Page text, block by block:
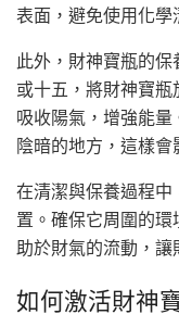
表面，避免使用化學
此外，財神寶瓶的
或十五，將財神寶
吸收陽氣，增強能
陰暗的地方，這樣會
在清潔與保養過程
置。確保它周圍的
助於財氣的流動，讓
如何激活財神